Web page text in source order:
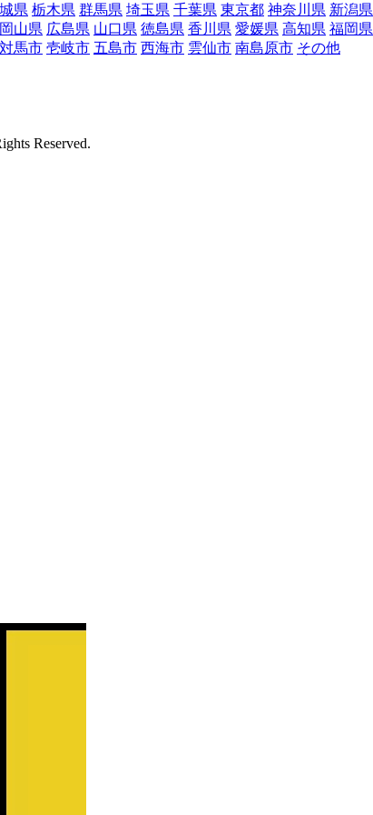
県 栃木県 群馬県 埼玉県 千葉県 東京都 神奈川県 新潟県
岡山県 広島県 山口県 徳島県 香川県 愛媛県 高知県 福岡県
対馬市 壱岐市 五島市 西海市 雲仙市 南島原市 その他
Reserved.